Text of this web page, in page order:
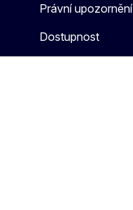
Právní upozornění
Dostupnost